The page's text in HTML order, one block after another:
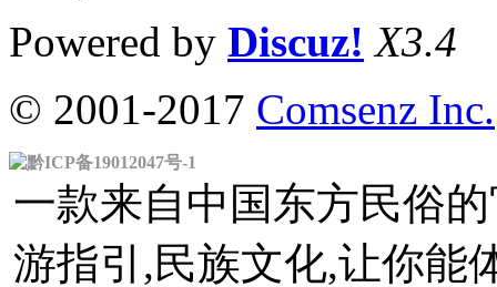
Powered by Discuz! X3.4
© 2001-2017 Comsenz Inc.
黔ICP备19012047号-1
一款来自中国东方民俗
游指引,民族文化,让你能